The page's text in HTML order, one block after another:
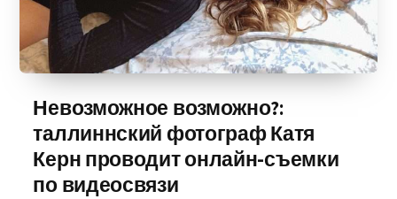
Невозможное возможно?:
таллиннский фотограф Катя
Керн проводит онлайн-съемки
по видеосвязи